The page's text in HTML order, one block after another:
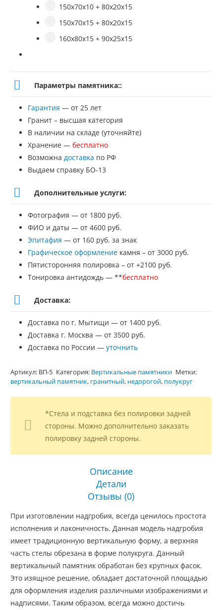
150х70х10 + 80х20х15
150х70х15 + 80х20х15
160х80х15 + 90х25х15
Параметры памятника::
Гарантия — от 25 лет
Гранит – высшая категория
В наличии на складе (уточняйте)
Хранение — бесплатно
Возможна доставка по РФ
Выдаем справку БО-13
Дополнительные услуги:
Фотография — от 1800 руб.
ФИО и даты — от 4600 руб.
Эпитафия — от 160 руб. за знак
Графическое оформление камня – от 3000 руб.
Пятисторонняя полировка – от +2100 руб.
Тонировка антидождь — **бесплатно
Доставка:
Доставка по г. Мытищи — от 1400 руб.
Доставка г. Москва — от 3500 руб.
Доставка по России — уточнить
Артикул: ВП-5 Категория: Вертикальные памятники Метки:
вертикальный памятник, гранитный, недорогой, полукруг
*Стела и подставка без полировки задней
стороны. Можно дополнительно заказать
полировку задней стороны.
Описание
Детали
Отзывы (0)
При изготовлении надгробия, всегда ценилось простота
исполнения и лаконичность. Данная модель надгробия
имеет традиционную вертикальную форму, а верхняя
часть стелы обрезана в форме полукруга. Данный
вертикальный памятник обработан без крупных фасок.
Это изящное решение, обладает достаточной площадью
для оформления изделия различными изображениями и
надписями. Таким образом, всегда можно достичь